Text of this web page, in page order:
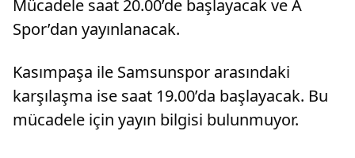
Mücadele saat 20.00’de başlayacak ve A
Spor’dan yayınlanacak.
Kasımpaşa ile Samsunspor arasındaki
karşılaşma ise saat 19.00’da başlayacak. Bu
mücadele için yayın bilgisi bulunmuyor.